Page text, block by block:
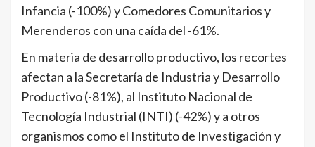
Infancia (-100%) y Comedores Comunitarios y
Merenderos con una caída del -61%.
En materia de desarrollo productivo, los recortes
afectan a la Secretaría de Industria y Desarrollo
Productivo (-81%), al Instituto Nacional de
Tecnología Industrial (INTI) (-42%) y a otros
organismos como el Instituto de Investigación y